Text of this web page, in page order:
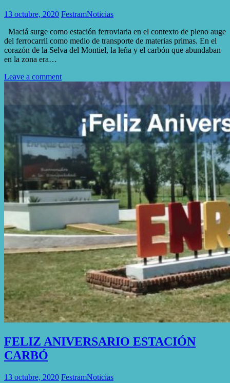
13 octubre, 2020 FestramNoticias
Maciá surge como estación ferroviaria en el contexto de pleno auge
del ferrocarril como medio de transporte de materias primas. En el
corazón de la Selva del Montiel, la leña y el carbón que abundaban
en la zona era…
Leave a comment
FELIZ ANIVERSARIO ESTACIÓN
CARBÓ
13 octubre, 2020 FestramNoticias